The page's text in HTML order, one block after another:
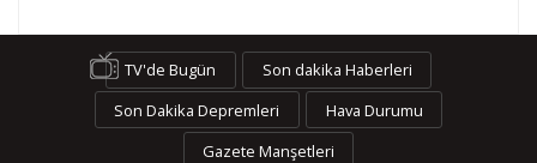
TV'de Bugün
Son dakika Haberleri
Son Dakika Depremleri
Hava Durumu
Gazete Manşetleri